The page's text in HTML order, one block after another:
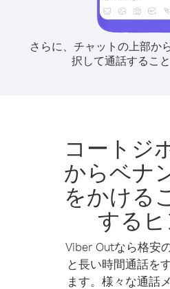
さらに、チャットの上部か
択して通話するこ
コートジ
からベナ
をかける
するヒ
Viber Outなら格安
と長い時間通話を
ます。様々な通話